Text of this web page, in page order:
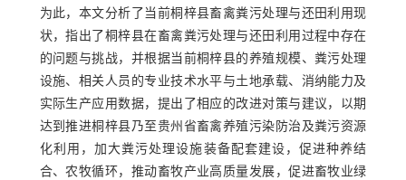
为此，本文分析了当前桐梓县畜禽粪污处理与还田利用现
状，指出了桐梓县在畜禽粪污处理与还田利用过程中存在
的问题与挑战，并根据当前桐梓县的养殖规模、粪污处理
设施、相关人员的专业技术水平与土地承载、消纳能力及
实际生产应用数据，提出了相应的改进对策与建议，以期
达到推进桐梓县乃至贵州省畜禽养殖污染防治及粪污资源
化利用，加大粪污处理设施装备配套建设，促进种养结
合、农牧循环，推动畜牧产业高质量发展，促进畜牧业绿